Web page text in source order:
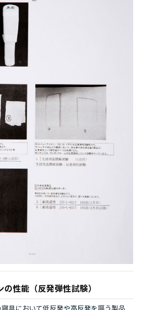
の性能（反発弾性試験）